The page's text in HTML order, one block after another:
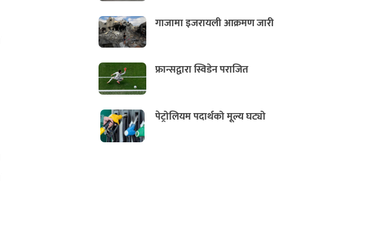
गाजामा इजरायली आक्रमण जारी
फ्रान्सद्वारा स्विडेन पराजित
पेट्रोलियम पदार्थको मूल्य घट्यो